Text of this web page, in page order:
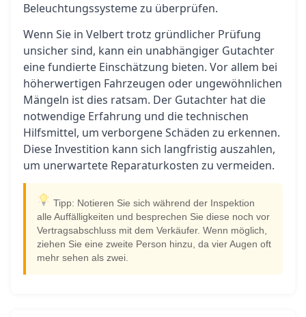
Beleuchtungssysteme zu überprüfen.
Wenn Sie in Velbert trotz gründlicher Prüfung
unsicher sind, kann ein unabhängiger Gutachter
eine fundierte Einschätzung bieten. Vor allem bei
höherwertigen Fahrzeugen oder ungewöhnlichen
Mängeln ist dies ratsam. Der Gutachter hat die
notwendige Erfahrung und die technischen
Hilfsmittel, um verborgene Schäden zu erkennen.
Diese Investition kann sich langfristig auszahlen,
um unerwartete Reparaturkosten zu vermeiden.
Tipp: Notieren Sie sich während der Inspektion
alle Auffälligkeiten und besprechen Sie diese noch vor
Vertragsabschluss mit dem Verkäufer. Wenn möglich,
ziehen Sie eine zweite Person hinzu, da vier Augen oft
mehr sehen als zwei.